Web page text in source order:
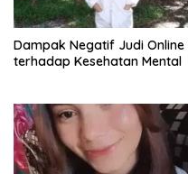
Dampak Negatif Judi Online
terhadap Kesehatan Mental